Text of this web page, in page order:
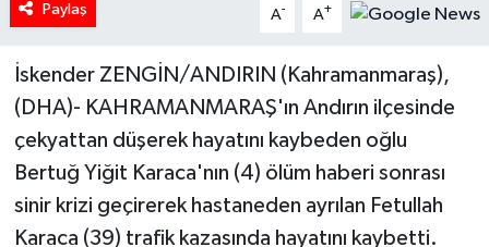
Paylaş A- A+
İskender ZENGİN/ANDIRIN (Kahramanmaraş),
(DHA)- KAHRAMANMARAŞ'ın Andırın ilçesinde
çekyattan düşerek hayatını kaybeden oğlu
Bertuğ Yiğit Karaca'nın (4) ölüm haberi sonrası
sinir krizi geçirerek hastaneden ayrılan Fetullah
Karaca (39) trafik kazasında hayatını kaybetti.